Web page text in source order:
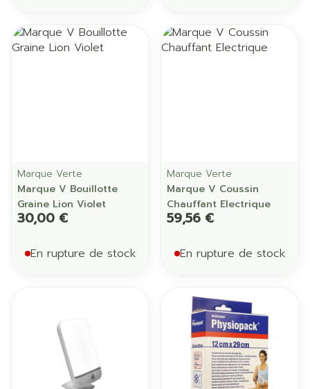
Marque Verte
Marque V Bouillotte
Graine Lion Violet
30,00 €
En rupture de stock
Marque Verte
Marque V Coussin
Chauffant Electrique
59,56 €
En rupture de stock